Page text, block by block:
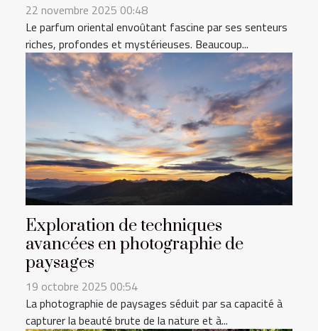
22 novembre 2025 00:48
Le parfum oriental envoûtant fascine par ses senteurs
riches, profondes et mystérieuses. Beaucoup...
Exploration de techniques
avancées en photographie de
paysages
19 octobre 2025 00:54
La photographie de paysages séduit par sa capacité à
capturer la beauté brute de la nature et à...